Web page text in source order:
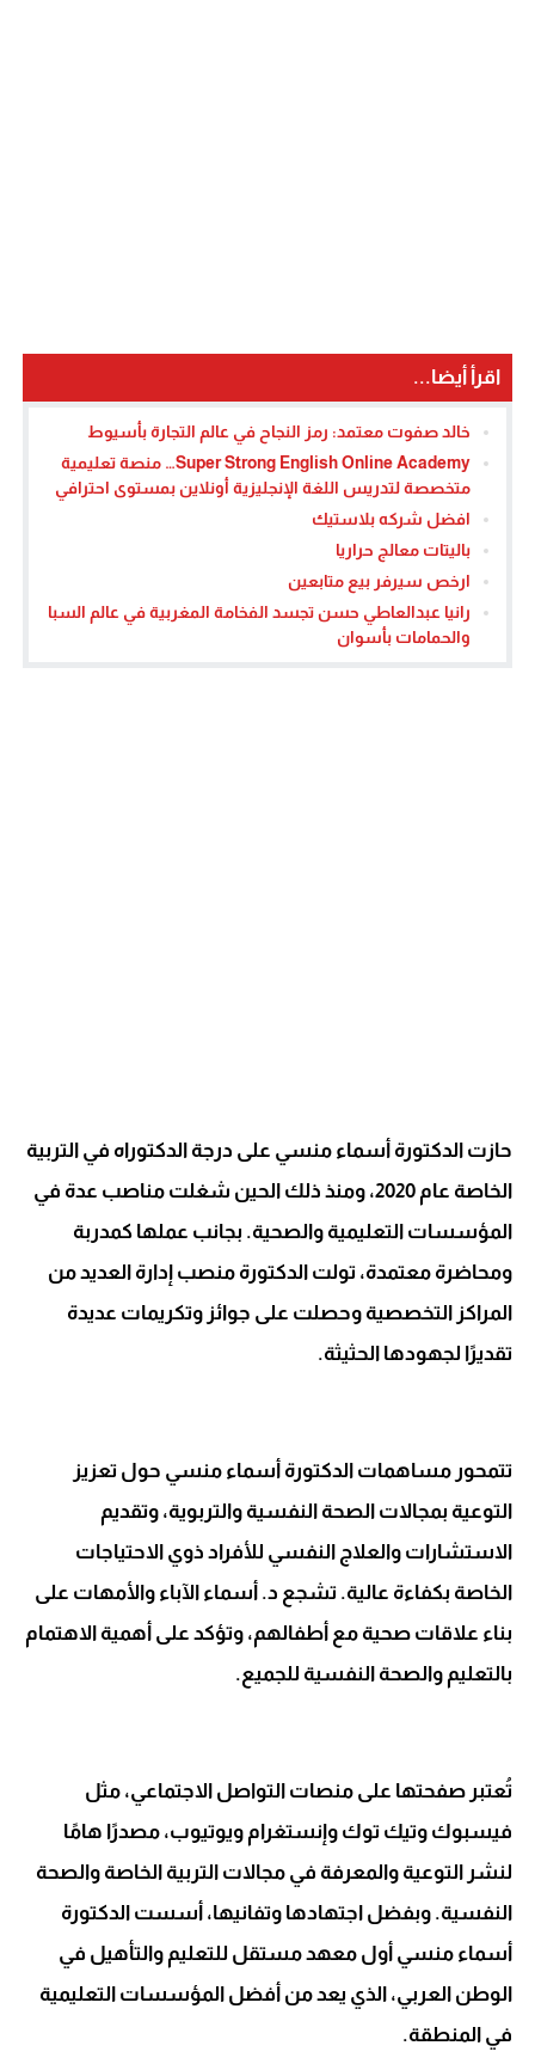
اقرأ أيضا...
خالد صفوت معتمد: رمز النجاح في عالم التجارة بأسيوط
Super Strong English Online Academy… منصة تعليمية
متخصصة لتدريس اللغة الإنجليزية أونلاين بمستوى احترافي
افضل شركه بلاستيك
باليتات معالج حراريا
ارخص سيرفر بيع متابعين
رانيا عبدالعاطي حسن تجسد الفخامة المغربية في عالم السبا
والحمامات بأسوان
حازت الدكتورة أسماء منسي على درجة الدكتوراه في التربية
الخاصة عام 2020، ومنذ ذلك الحين شغلت مناصب عدة في
المؤسسات التعليمية والصحية. بجانب عملها كمدربة
ومحاضرة معتمدة، تولت الدكتورة منصب إدارة العديد من
المراكز التخصصية وحصلت على جوائز وتكريمات عديدة
تقديرًا لجهودها الحثيثة.
تتمحور مساهمات الدكتورة أسماء منسي حول تعزيز
التوعية بمجالات الصحة النفسية والتربوية، وتقديم
الاستشارات والعلاج النفسي للأفراد ذوي الاحتياجات
الخاصة بكفاءة عالية. تشجع د. أسماء الآباء والأمهات على
بناء علاقات صحية مع أطفالهم، وتؤكد على أهمية الاهتمام
بالتعليم والصحة النفسية للجميع.
تُعتبر صفحتها على منصات التواصل الاجتماعي، مثل
فيسبوك وتيك توك وإنستغرام ويوتيوب، مصدرًا هامًا
لنشر التوعية والمعرفة في مجالات التربية الخاصة والصحة
النفسية. وبفضل اجتهادها وتفانيها، أسست الدكتورة
أسماء منسي أول معهد مستقل للتعليم والتأهيل في
الوطن العربي، الذي يعد من أفضل المؤسسات التعليمية
في المنطقة.